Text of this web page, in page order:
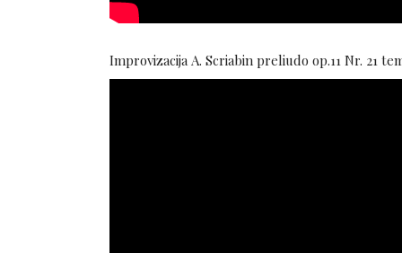
Improvizacija A. Scriabin preliudo op.11 Nr. 21